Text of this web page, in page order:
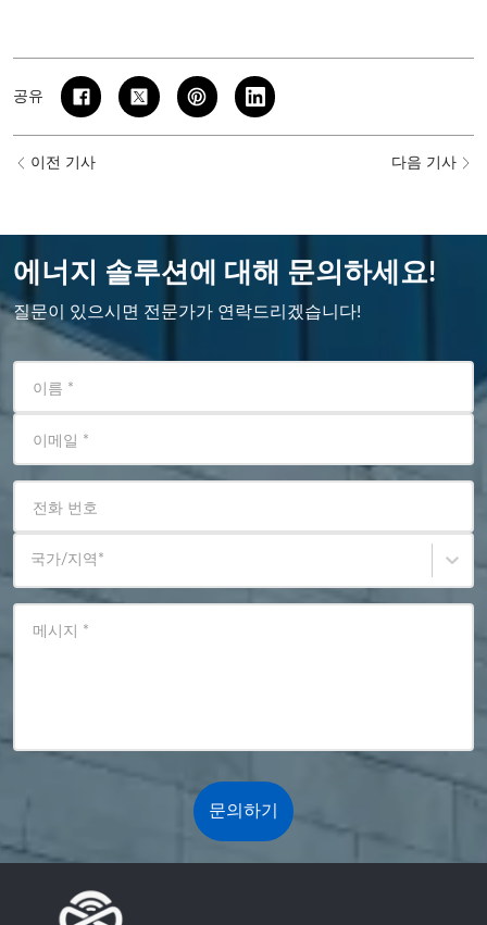
공유
이전 기사 다음 기사
에너지 솔루션에 대해 문의하세요!
질문이 있으시면 전문가가 연락드리겠습니다!
이름 *
이메일 *
전화 번호
국가/지역 *
메시지 *
문의하기